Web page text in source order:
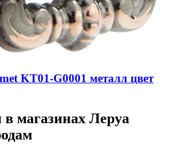
KT01-G0001 металл цвет
магазинах Леруа